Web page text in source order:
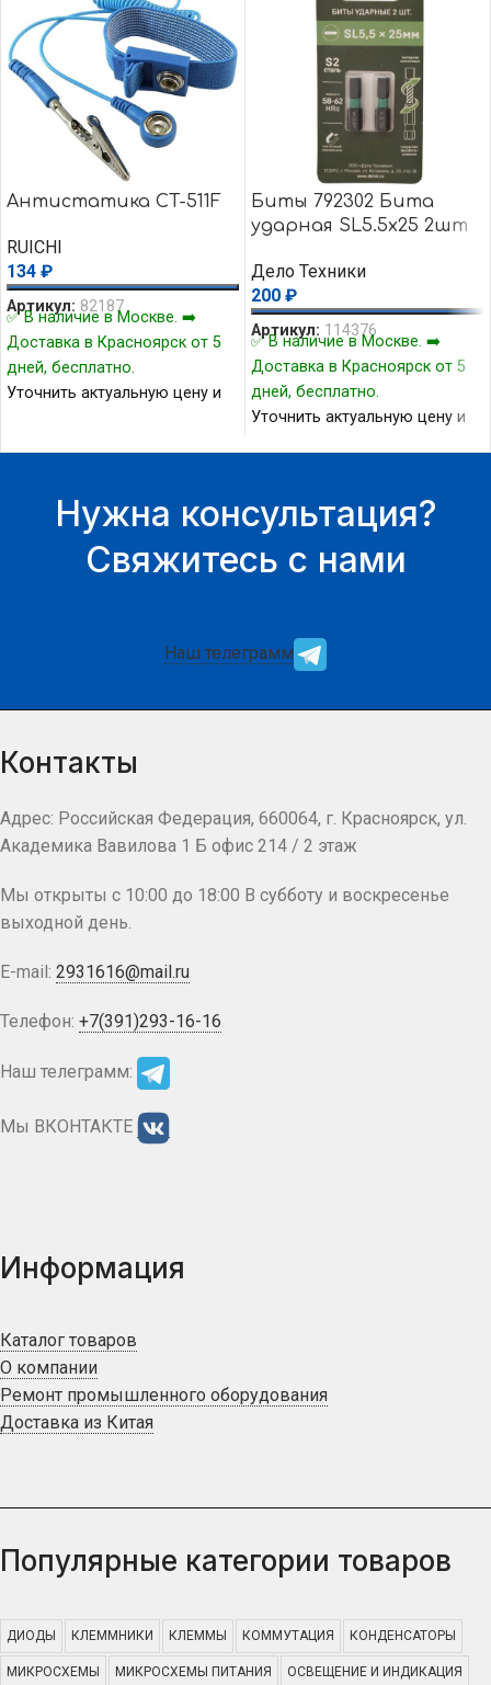
Антистатика CT-511F
RUICHI
134 ₽
Артикул: 82187
✅ В наличие в Москве. ➡️
Доставка в Красноярск от 5
дней, бесплатно.
Уточнить актуальную цену и
Биты 792302 Бита
ударная SL5.5х25 2шт
Дело Техники
200 ₽
Артикул: 114376
✅ В наличие в Москве. ➡️
Доставка в Красноярск от 5
дней, бесплатно.
Уточнить актуальную цену и
Нужна консультация?
Свяжитесь с нами
Наш телеграмм
Контакты
Адрес: Российская Федерация, 660064, г. Красноярск, ул.
Академика Вавилова 1 Б офис 214 / 2 этаж
Мы открыты с 10:00 до 18:00 В субботу и воскресенье
выходной день.
E-mail: 2931616@mail.ru
Телефон: +7(391)293-16-16
Наш телеграмм:
Мы ВКОНТАКТЕ
Информация
Каталог товаров
О компании
Ремонт промышленного оборудования
Доставка из Китая
Популярные категории товаров
ДИОДЫ КЛЕММНИКИ КЛЕММЫ КОММУТАЦИЯ КОНДЕНСАТОРЫ
МИКРОСХЕМЫ МИКРОСХЕМЫ ПИТАНИЯ ОСВЕЩЕНИЕ И ИНДИКАЦИЯ